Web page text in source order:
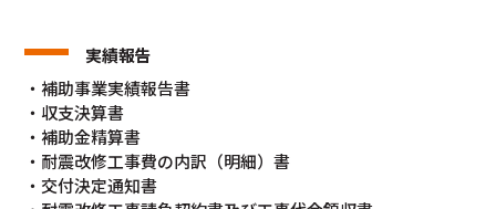
実績報告
・補助事業実績報告書
・収支決算書
・補助金精算書
・耐震改修工事費の内訳（明細）書
・交付決定通知書